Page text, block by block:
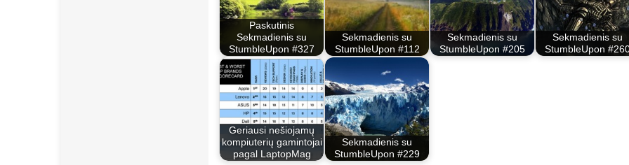
Paskutinis
Sekmadienis su
StumbleUpon #327
Sekmadienis su
StumbleUpon #112
Sekmadienis su
StumbleUpon #205
Sekmadienis su
StumbleUpon
Geriausi nešiojamų
kompiuterių gamintojai
pagal LaptopMag
Sekmadienis su
StumbleUpon #229